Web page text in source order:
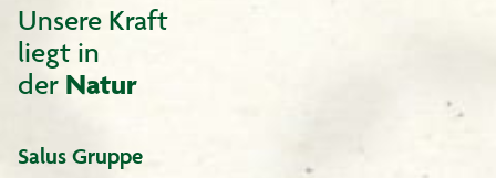
Unsere Kraft
liegt in
der Natur
Salus Gruppe